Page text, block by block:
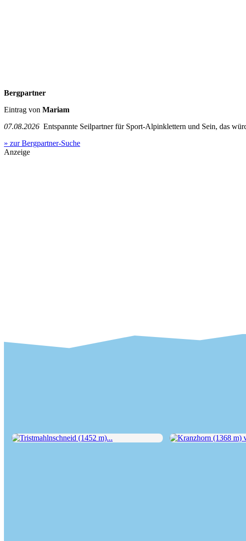
Bergpartner
Eintrag von Mariam
07.08.2026 Entspannte Seilpartner für Sport-Alpinklettern und Sein, das
» zur Bergpartner-Suche
Anzeige